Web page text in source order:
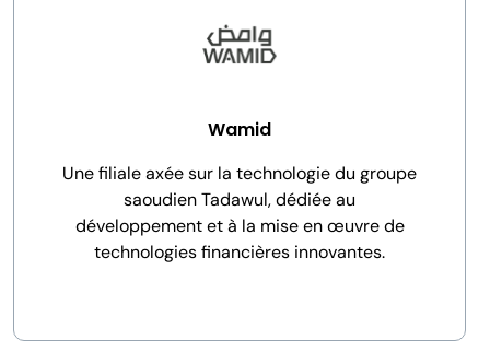
Wamid
Une filiale axée sur la technologie du groupe
saoudien Tadawul, dédiée au
développement et à la mise en œuvre de
technologies financières innovantes.